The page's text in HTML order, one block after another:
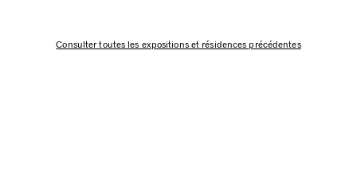
Consulter toutes les expositions et résidences précédentes